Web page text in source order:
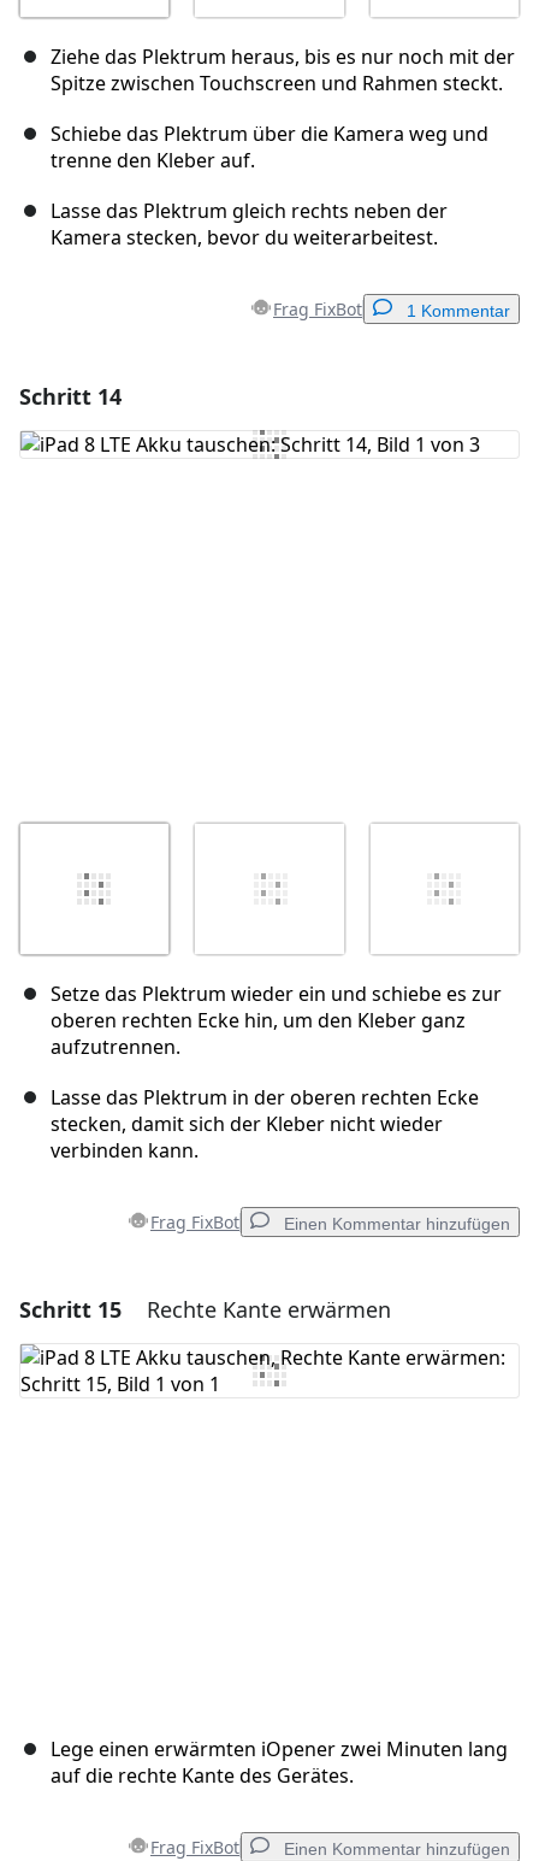
Ziehe das Plektrum heraus, bis es nur noch mit der
Spitze zwischen Touchscreen und Rahmen steckt.
Schiebe das Plektrum über die Kamera weg und
trenne den Kleber auf.
Lasse das Plektrum gleich rechts neben der
Kamera stecken, bevor du weiterarbeitest.
Frag FixBot 1 Kommentar
Kommentar hinzufügen
Schritt 14
Setze das Plektrum wieder ein und schiebe es zur
oberen rechten Ecke hin, um den Kleber ganz
aufzutrennen.
Lasse das Plektrum in der oberen rechten Ecke
stecken, damit sich der Kleber nicht wieder
verbinden kann.
Frag FixBot Einen Kommentar hinzufügen
Einen Kommentar hinzufügen
Kommentar hinzufügen
Schritt 15 Rechte Kante erwärmen
Lege einen erwärmten iOpener zwei Minuten lang
auf die rechte Kante des Gerätes.
Frag FixBot Einen Kommentar hinzufügen